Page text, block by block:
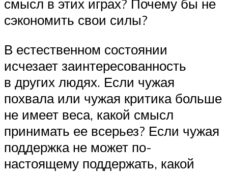
смысл в этих играх? Почему бы не
сэкономить свои силы?
В естественном состоянии
исчезает заинтересованность
в других людях. Если чужая
похвала или чужая критика больше
не имеет веса, какой смысл
принимать ее всерьез? Если чужая
поддержка не может по-
настоящему поддержать, какой